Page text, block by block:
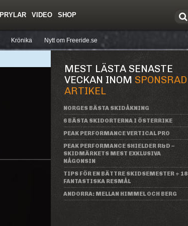
Krönika Nytt om Freeride.se
PRYLAR VIDEO SHOP
MEST LÄSTA SENASTE
VECKAN INOM SPONSRAD
ARTIKEL
NORGES BÄSTA SKIDÅKNING
6 BÄSTA SKIDORTERNA I ÖSTERRIKE
PEAK PERFORMANCE VERTICAL PRO
PEAK PERFORMANCE SHIELDER R&D –
SKIDMÄRKETS MEST EXKLUSIVA
NÅGONSIN
TIPS FÖR EN BÄTTRE SKIDSEMESTER + 18
FANTASTISKA RESMÅL
ANDORRA: MELLAN HIMMEL OCH BERG